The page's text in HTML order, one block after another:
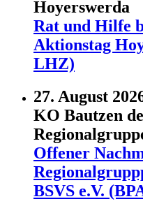
Hoyerswerda
Rat und Hilfe
Aktionstag
LHZ)
27. August
KO Bautzen
Offener
BSVS e.V.